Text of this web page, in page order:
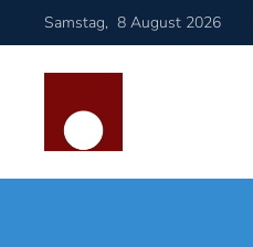
Samstag, 8 August 2026